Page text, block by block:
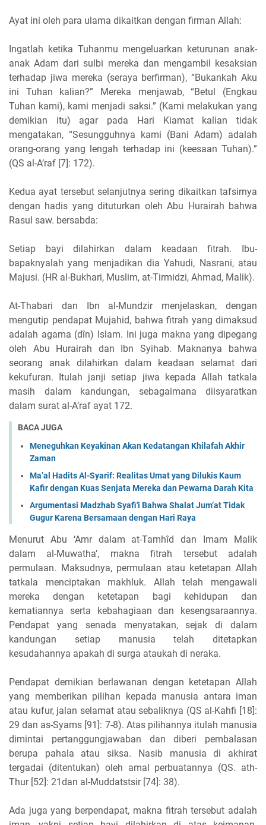
Ayat ini oleh para ulama dikaitkan dengan firman Allah:
Ingatlah ketika Tuhanmu mengeluarkan keturunan anak-
anak Adam dari sulbi mereka dan mengambil kesaksian
terhadap jiwa mereka (seraya berfirman), “Bukankah Aku
ini Tuhan kalian?” Mereka menjawab, “Betul (Engkau
Tuhan kami), kami menjadi saksi.” (Kami melakukan yang
demikian itu) agar pada Hari Kiamat kalian tidak
mengatakan, “Sesungguhnya kami (Bani Adam) adalah
orang-orang yang lengah terhadap ini (keesaan Tuhan).”
(QS al-A’raf [7]: 172).
Kedua ayat tersebut selanjutnya sering dikaitkan tafsirnya
dengan hadis yang dituturkan oleh Abu Hurairah bahwa
Rasul saw. bersabda:
Setiap bayi dilahirkan dalam keadaan fitrah. Ibu-
bapaknyalah yang menjadikan dia Yahudi, Nasrani, atau
Majusi. (HR al-Bukhari, Muslim, at-Tirmidzi, Ahmad, Malik).
At-Thabari dan Ibn al-Mundzir menjelaskan, dengan
mengutip pendapat Mujahid, bahwa fitrah yang dimaksud
adalah agama (dîn) Islam. Ini juga makna yang dipegang
oleh Abu Hurairah dan Ibn Syihab. Maknanya bahwa
seorang anak dilahirkan dalam keadaan selamat dari
kekufuran. Itulah janji setiap jiwa kepada Allah tatkala
masih dalam kandungan, sebagaimana diisyaratkan
dalam surat al-A’raf ayat 172.
BACA JUGA
Meneguhkan Keyakinan Akan Kedatangan Khilafah Akhir
Zaman
Ma’al Hadits Al-Syarif: Realitas Umat yang Dilukis Kaum
Kafir dengan Kuas Senjata Mereka dan Pewarna Darah Kita
Argumentasi Madzhab Syafi'i Bahwa Shalat Jum’at Tidak
Gugur Karena Bersamaan dengan Hari Raya
Menurut Abu ‘Amr dalam at-Tamhîd dan Imam Malik
dalam al-Muwatha’, makna fitrah tersebut adalah
permulaan. Maksudnya, permulaan atau ketetapan Allah
tatkala menciptakan makhluk. Allah telah mengawali
mereka dengan ketetapan bagi kehidupan dan
kematiannya serta kebahagiaan dan kesengsaraannya.
Pendapat yang senada menyatakan, sejak di dalam
kandungan setiap manusia telah ditetapkan
kesudahannya apakah di surga ataukah di neraka.
Pendapat demikian berlawanan dengan ketetapan Allah
yang memberikan pilihan kepada manusia antara iman
atau kufur, jalan selamat atau sebaliknya (QS al-Kahfi [18]:
29 dan as-Syams [91]: 7-8). Atas pilihannya itulah manusia
dimintai pertanggungjawaban dan diberi pembalasan
berupa pahala atau siksa. Nasib manusia di akhirat
tergadai (ditentukan) oleh amal perbuatannya (QS. ath-
Thur [52]: 21dan al-Muddatstsir [74]: 38).
Ada juga yang berpendapat, makna fitrah tersebut adalah